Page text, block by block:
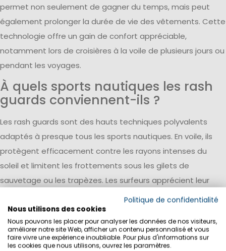
permet non seulement de gagner du temps, mais peut
également prolonger la durée de vie des vêtements. Cette
technologie offre un gain de confort appréciable,
notamment lors de croisières à la voile de plusieurs jours ou
pendant les voyages.
À quels sports nautiques les rash
guards conviennent-ils ?
Les rash guards sont des hauts techniques polyvalents
adaptés à presque tous les sports nautiques. En voile, ils
protègent efficacement contre les rayons intenses du
soleil et limitent les frottements sous les gilets de
sauvetage ou les trapèzes. Les surfeurs apprécient leur
coupe confortable sous une combinaison en néoprène,
tandis que les pratiquants de stand-up paddle, de kayak et
de canoë bénéficient de leur protection UV élevée et de
leur matière à séchage rapide. En aviron également, les
Politique de confidentialité
Nous utilisons des cookies
Nous pouvons les placer pour analyser les données de nos visiteurs,
améliorer notre site Web, afficher un contenu personnalisé et vous
faire vivre une expérience inoubliable. Pour plus d'informations sur
les cookies que nous utilisons, ouvrez les paramètres.